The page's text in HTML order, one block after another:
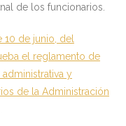
de los funcionarios.
10 de junio, del
el reglamento de
y
de la Administración